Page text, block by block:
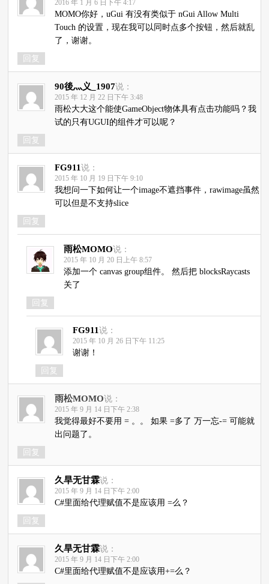
2016 年 1 月 6 日下午 4:17
MOMO你好，uGui 有没有类似于 nGui Allow Multi
Touch 的设置，现在我可以同时点多个按钮，然后就乱
了，谢谢。
回复
90後灬义_1907说：
2015 年 12 月 22 日下午 3:48
雨松大大这个能使GameObject物体具有点击功能吗？我
试的只有UGUI的组件才可以呢？
回复
FG911说：
2015 年 10 月 19 日下午 9:10
我想问一下如何让一个image不遮挡事件，rawimage虽然
可以但是不支持slice
回复
雨松MOMO说：
2015 年 10 月 20 日上午 8:57
添加一个 canvas group组件。 然后把 blocksRaycasts
关了
回复
FG911说：
2015 年 10 月 26 日下午 11:25
谢谢！
回复
雨松MOMO说：
2015 年 9 月 14 日下午 2:38
我觉得最好不要用 = 。。 如果 =多了 万一忘-= 可能就
出问题了。
回复
久旱无甘霖说：
2015 年 9 月 14 日下午 2:00
C#里面给代理赋值不是应该用 =么？
回复
久旱无甘霖说：
2015 年 9 月 14 日下午 2:00
C#里面给代理赋值不是应该用+=么？